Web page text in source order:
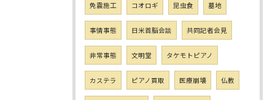
免震施工 コオロギ 昆虫食 墓地
事情事態 日米首脳会談 共同記者会見
非常事態 文明堂 タケモトピアノ
カステラ ピアノ買取 医療崩壊 仏教